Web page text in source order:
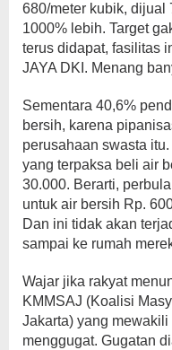
680/meter kubik, dijual
1000% lebih. Target
terus didapat, fasilitas
JAYA DKI. Menang
Sementara 40,6%
bersih, karena
perusahaan swasta
yang terpaksa beli air
30.000. Berarti,
untuk air bersih Rp.
Dan ini tidak akan
sampai ke rumah
Wajar jika rakyat
KMMSAJ (Koalisi
Jakarta) yang
menggugat. Gugatan